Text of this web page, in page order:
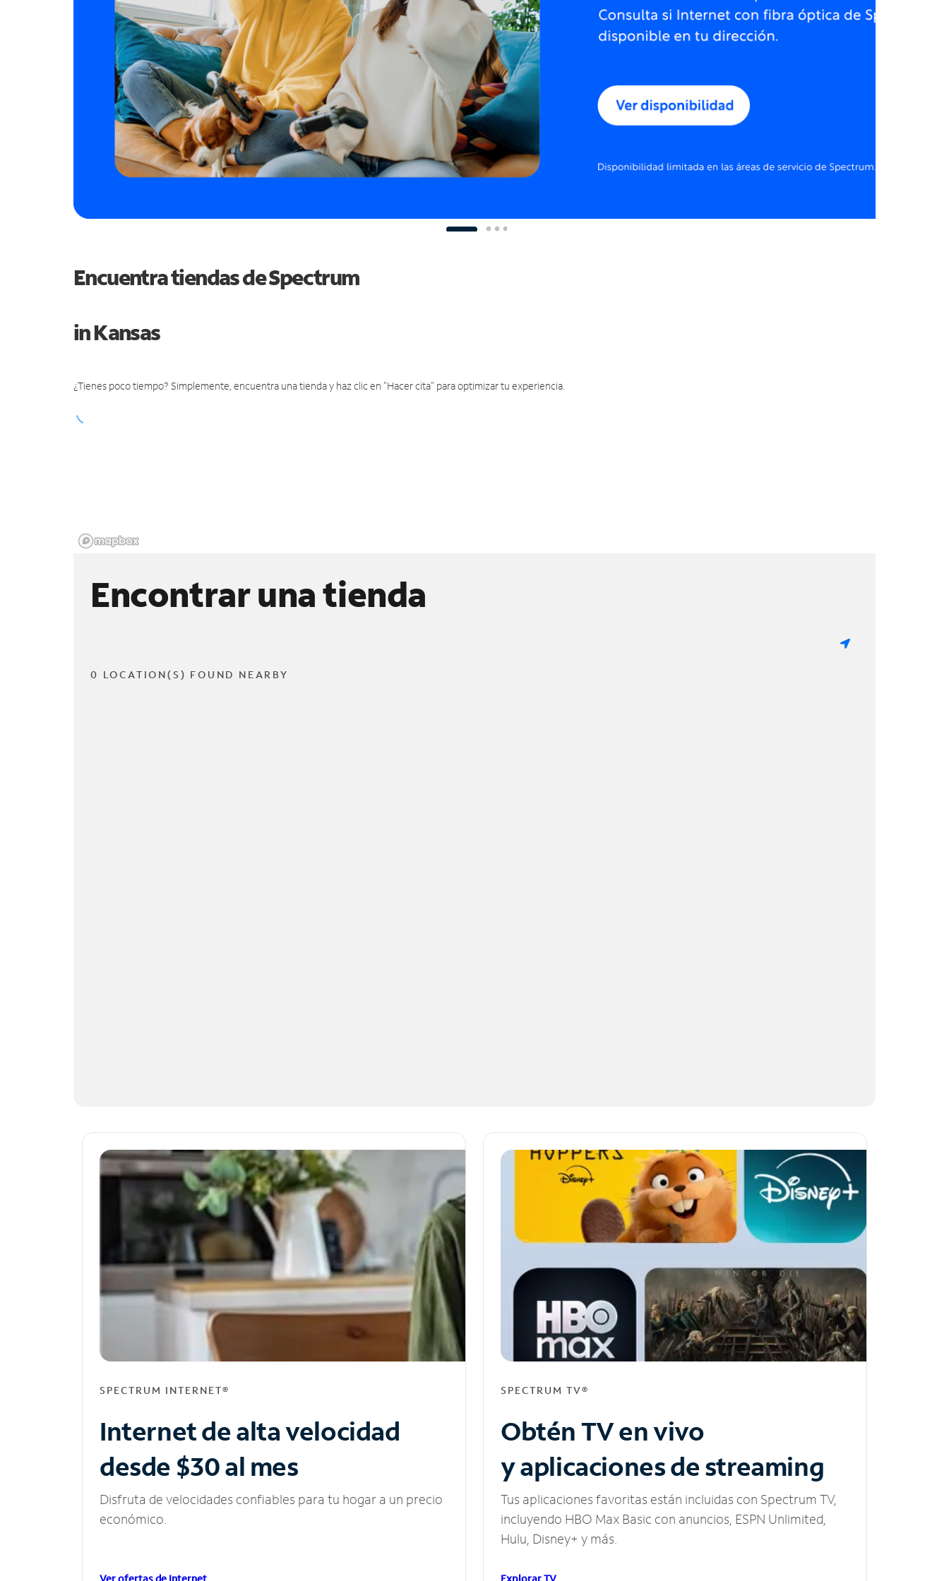
Encuentra tiendas de Spectrum
in Kansas
¿Tienes poco tiempo? Simplemente, encuentra una tienda y haz clic en "Hacer cita" para optimizar tu experiencia.
Encontrar una tienda
0 LOCATION(S) FOUND NEARBY
SPECTRUM INTERNET®
Internet de alta velocidad
desde $30 al mes
Disfruta de velocidades confiables para tu hogar a un precio
económico.
SPECTRUM TV®
Obtén TV en vivo
y aplicaciones de streaming
Tus aplicaciones favoritas están incluidas con Spectrum TV,
incluyendo HBO Max Basic con anuncios, ESPN Unlimited,
Hulu, Disney+ y más.